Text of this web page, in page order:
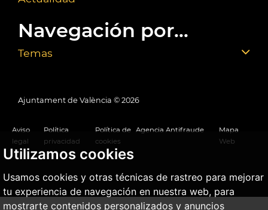
Utilizamos cookies
Usamos cookies y otras técnicas de rastreo para mejorar
tu experiencia de navegación en nuestra web, para
mostrarte contenidos personalizados y anuncios
Navegación por...
Temas
Ajuntament de València © 2026
Aviso
legal
Política
privacidad
Política de
cookies
Agencia Antifraude
Mapa
Web